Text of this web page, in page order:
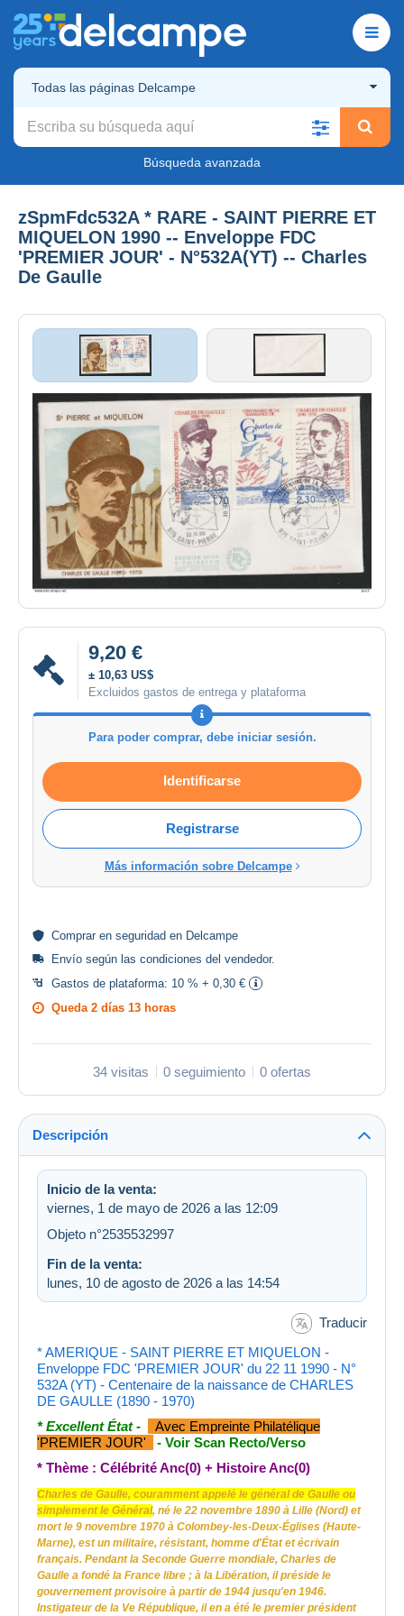
Todas las páginas Delcampe
Búsqueda avanzada
zSpmFdc532A * RARE - SAINT PIERRE ET
MIQUELON 1990 -- Enveloppe FDC
'PREMIER JOUR' - N°532A(YT) -- Charles
De Gaulle
9,20 €
± 10,63 US$
Excluidos gastos de entrega y plataforma
Para poder comprar, debe iniciar sesión.
Identificarse
Registrarse
Más información sobre Delcampe
Comprar en seguridad en Delcampe
Envío según las condiciones del vendedor.
Gastos de plataforma: 10 % + 0,30 €
Queda 2 días 13 horas
34 visitas 0 seguimiento 0 ofertas
Descripción
Inicio de la venta:
viernes, 1 de mayo de 2026 a las 12:09
Objeto n°2535532997
Fin de la venta:
lunes, 10 de agosto de 2026 a las 14:54
Traducir
* AMERIQUE - SAINT PIERRE ET MIQUELON -
Enveloppe FDC 'PREMIER JOUR' du 22 11 1990 - N°
532A (YT) - Centenaire de la naissance de CHARLES
DE GAULLE (1890 - 1970)
* Excellent État -
Avec Empreinte Philatélique
'PREMIER JOUR'
- Voir Scan Recto/Verso
* Thème : Célébrité Anc(0) + Histoire Anc(0)
Charles de Gaulle, couramment appelé le général de Gaulle ou
simplement le Général, né le 22 novembre 1890 à Lille (Nord) et
mort le 9 novembre 1970 à Colombey-les-Deux-Églises (Haute-
Marne), est un militaire, résistant, homme d'État et écrivain
français. Pendant la Seconde Guerre mondiale, Charles de
Gaulle a fondé la France libre ; à la Libération, il préside le
gouvernement provisoire à partir de 1944 jusqu'en 1946.
Instigateur de la Ve République, il en a été le premier président